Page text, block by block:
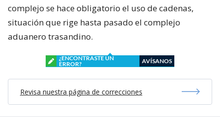
complejo se hace obligatorio el uso de cadenas,
situación que rige hasta pasado el complejo
aduanero trasandino.
¿ENCONTRASTE UN
ERROR?
AVÍSANOS
Revisa nuestra página de correcciones